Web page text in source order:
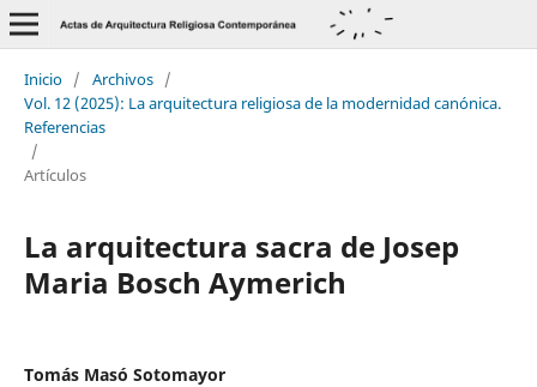
Inicio / Archivos /
Vol. 12 (2025): La arquitectura religiosa de la modernidad canónica.
Referencias
/
Artículos
La arquitectura sacra de Josep
Maria Bosch Aymerich
Tomás Masó Sotomayor